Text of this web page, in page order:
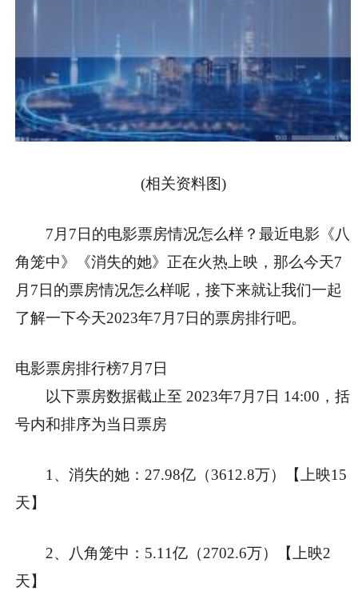
(相关资料图)
7月7日的电影票房情况怎么样？最近电影《八
角笼中》《消失的她》正在火热上映，那么今天7
月7日的票房情况怎么样呢，接下来就让我们一起
了解一下今天2023年7月7日的票房排行吧。
电影票房排行榜7月7日
以下票房数据截止至 2023年7月7日 14:00，括
号内和排序为当日票房
1、消失的她：27.98亿（3612.8万）【上映15
天】
2、八角笼中：5.11亿（2702.6万）【上映2
天】